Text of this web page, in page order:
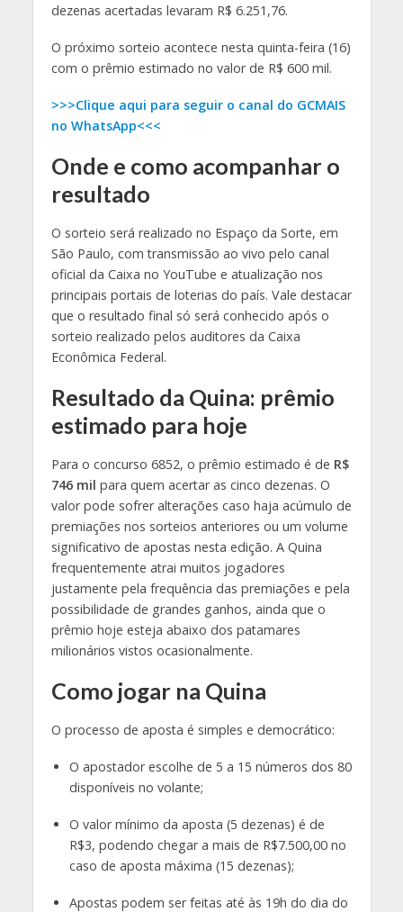
dezenas acertadas levaram R$ 6.251,76.
O próximo sorteio acontece nesta quinta-feira (16)
com o prêmio estimado no valor de R$ 600 mil.
>>>Clique aqui para seguir o canal do GCMAIS
no WhatsApp<<<
Onde e como acompanhar o
resultado
O sorteio será realizado no Espaço da Sorte, em
São Paulo, com transmissão ao vivo pelo canal
oficial da Caixa no YouTube e atualização nos
principais portais de loterias do país. Vale destacar
que o resultado final só será conhecido após o
sorteio realizado pelos auditores da Caixa
Econômica Federal.
Resultado da Quina: prêmio
estimado para hoje
Para o concurso 6852, o prêmio estimado é de R$
746 mil para quem acertar as cinco dezenas. O
valor pode sofrer alterações caso haja acúmulo de
premiações nos sorteios anteriores ou um volume
significativo de apostas nesta edição. A Quina
frequentemente atrai muitos jogadores
justamente pela frequência das premiações e pela
possibilidade de grandes ganhos, ainda que o
prêmio hoje esteja abaixo dos patamares
milionários vistos ocasionalmente.
Como jogar na Quina
O processo de aposta é simples e democrático:
O apostador escolhe de 5 a 15 números dos 80
disponíveis no volante;
O valor mínimo da aposta (5 dezenas) é de
R$3, podendo chegar a mais de R$7.500,00 no
caso de aposta máxima (15 dezenas);
Apostas podem ser feitas até às 19h do dia do